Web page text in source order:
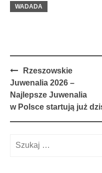
WADADA
Post
navigation
Rzeszowskie
Juwenalia 2026 –
Najlepsze Juwenalia
w Polsce startują już